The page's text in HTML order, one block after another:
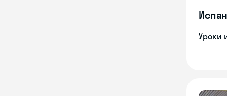
Уроки